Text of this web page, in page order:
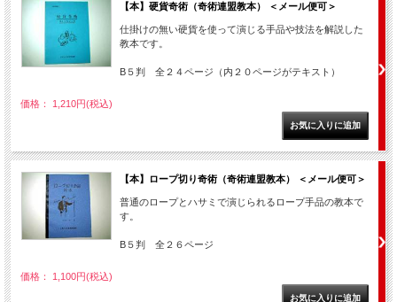
【本】硬貨奇術（奇術連盟教本） ＜メール便可＞
仕掛けの無い硬貨を使って演じる手品や技法を解説した
教本です。
B５判 全２４ページ（内２０ページがテキスト）
価格： 1,210円(税込)
【本】ロープ切り奇術（奇術連盟教本） ＜メール便可＞
普通のロープとハサミで演じられるロープ手品の教本で
す。
B５判 全２６ページ
価格： 1,100円(税込)